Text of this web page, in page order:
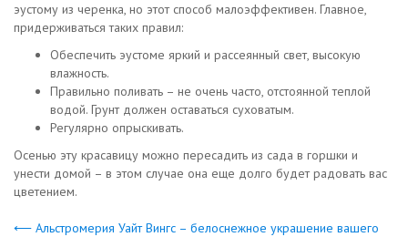
эустому из черенка, но этот способ малоэффективен. Главное,
придерживаться таких правил:
Обеспечить эустоме яркий и рассеянный свет, высокую
влажность.
Правильно поливать – не очень часто, отстоянной теплой
водой. Грунт должен оставаться суховатым.
Регулярно опрыскивать.
Осенью эту красавицу можно пересадить из сада в горшки и
унести домой – в этом случае она еще долго будет радовать вас
цветением.
⟵ Альстромерия Уайт Вингс – белоснежное украшение вашего